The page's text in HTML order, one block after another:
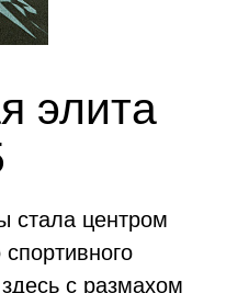
элита
стала центром
с размахом